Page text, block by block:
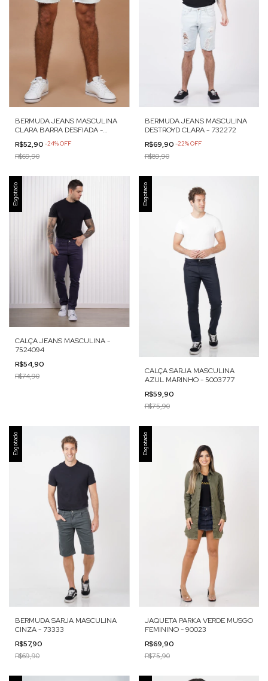
BERMUDA JEANS MASCULINA
CLARA BARRA DESFIADA -
R$52,90 -24%OFF
R$69,90
BERMUDA JEANS MASCULINA
DESTROYD CLARA - 732272
R$69,90 -22%OFF
R$89,90
Esgotado
CALÇA JEANS MASCULINA -
7524094
R$54,90
R$74,90
Esgotado
CALÇA SARJA MASCULINA
AZUL MARINHO - 5003777
R$59,90
R$75,90
Esgotado
BERMUDA SARJA MASCULINA
CINZA - 73333
R$57,90
R$69,90
Esgotado
JAQUETA PARKA VERDE MUSGO
FEMININO - 90023
R$69,90
R$75,90